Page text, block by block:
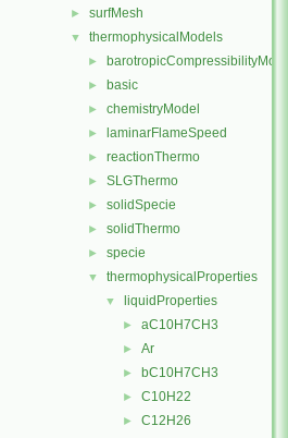
► surfMesh
▼ thermophysicalModels
► barotropicCompressibilityModel
► basic
► chemistryModel
► laminarFlameSpeed
► reactionThermo
► SLGThermo
► solidSpecie
► solidThermo
► specie
▼ thermophysicalProperties
▼ liquidProperties
► aC10H7CH3
► Ar
► bC10H7CH3
► C10H22
► C12H26